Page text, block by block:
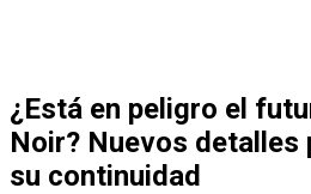
¿Está en peligro el
Noir? Nuevos detalles
su continuidad